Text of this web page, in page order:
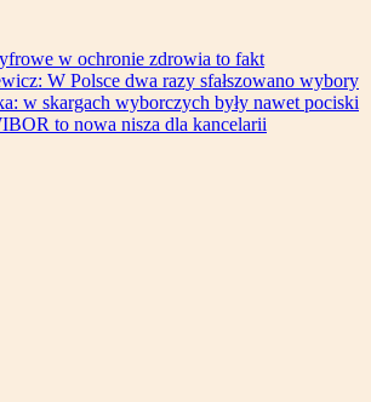
w ochronie zdrowia to fakt
W Polsce dwa razy sfałszowano wybory
w skargach wyborczych były nawet pociski
to nowa nisza dla kancelarii